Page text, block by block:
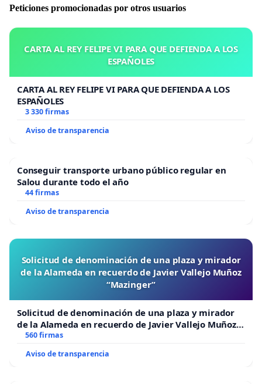
Peticiones promocionadas por otros usuarios
CARTA AL REY FELIPE VI PARA QUE DEFIENDA A LOS
ESPAÑOLES
CARTA AL REY FELIPE VI PARA QUE DEFIENDA A LOS
ESPAÑOLES
3 330 firmas
Aviso de transparencia
Conseguir transporte urbano público regular en
Salou durante todo el año
44 firmas
Aviso de transparencia
Solicitud de denominación de una plaza y mirador
de la Alameda en recuerdo de Javier Vallejo Muñoz
“Mazinger”
Solicitud de denominación de una plaza y mirador
de la Alameda en recuerdo de Javier Vallejo Muñoz
“Mazinger”
560 firmas
Aviso de transparencia